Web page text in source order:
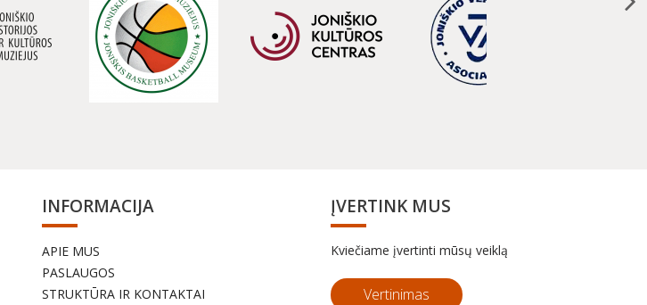
INFORMACIJA
APIE MUS
PASLAUGOS
STRUKTŪRA IR KONTAKTAI
ĮVERTINK MUS
Kviečiame įvertinti mūsų veiklą
Vertinimas